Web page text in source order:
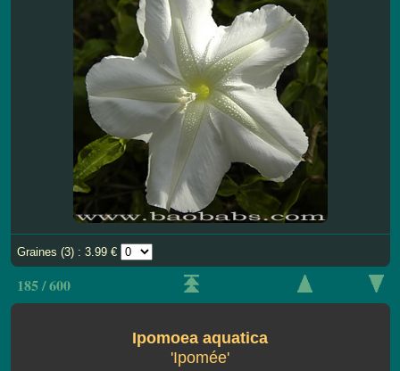
Graines (3) : 3.99 €
185 / 600
Ipomoea aquatica
'Ipomée'